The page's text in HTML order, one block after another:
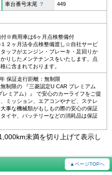
車台番号末尾 ？ 449
付※商用車は6ヶ月点検整備付
２ヶ月法令点検整備渡し☆自社サービ
ッフがエンジン・ブレーキ・足回りか
りしたメンテナンスをいたします。点
に含まれております。
保証走行距離：無制限
制限の 『三菱認定U CAR プレミアム
レミアム）』 で安心のカーライフをご提
ミッション、エアコンやナビ、ステレ
事な機械類がもしもの際の安心の保証
イヤ、バッテリーなどの消耗品は保証
未満を切り上げて表示し
▲ページTOPへ